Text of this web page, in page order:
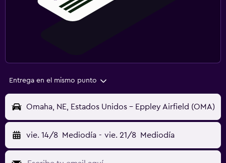
Entrega en el mismo punto
Omaha, NE, Estados Unidos - Eppley Airfield (OMA)
vie. 14/8 Mediodía - vie. 21/8 Mediodía